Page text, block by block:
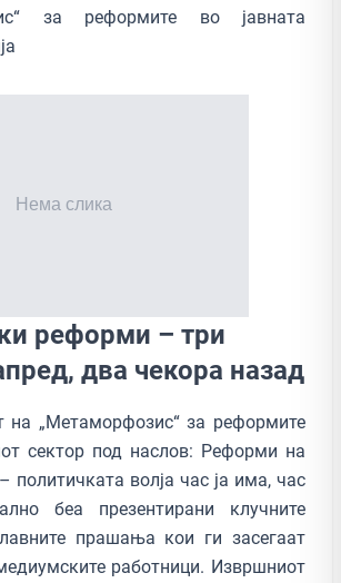
за реформите во јавната
реформи – три
два чекора назад
на „Метаморфозис“ за реформите
сектор под наслов: Реформи на
политичката волја час ја има, час
беа презентирани клучните
прашања кои ги засегаат
работници. Извршниот